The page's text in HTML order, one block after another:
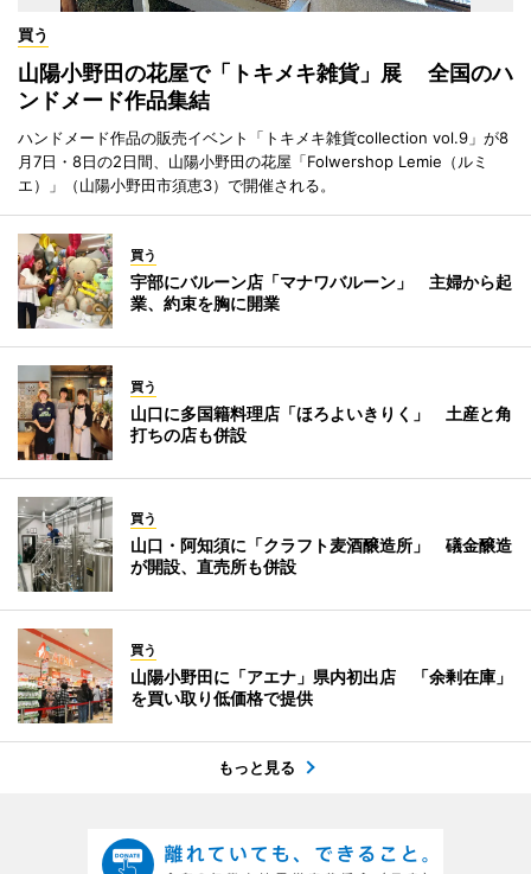
買う
山陽小野田の花屋で「トキメキ雑貨」展 全国のハ
ンドメード作品集結
ハンドメード作品の販売イベント「トキメキ雑貨collection vol.9」が8
月7日・8日の2日間、山陽小野田の花屋「Folwershop Lemie（ルミ
エ）」（山陽小野田市須恵3）で開催される。
買う
宇部にバルーン店「マナワバルーン」 主婦から起
業、約束を胸に開業
買う
山口に多国籍料理店「ほろよいきりく」 土産と角
打ちの店も併設
買う
山口・阿知須に「クラフト麦酒醸造所」 礒金醸造
が開設、直売所も併設
買う
山陽小野田に「アエナ」県内初出店 「余剰在庫」
を買い取り低価格で提供
もっと見る